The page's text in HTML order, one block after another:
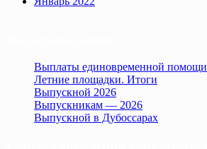
Выплаты единовременной помощи
Летние площадки. Итоги
Выпускной 2026
Выпускникам — 2026
Выпускной в Дубоссарах